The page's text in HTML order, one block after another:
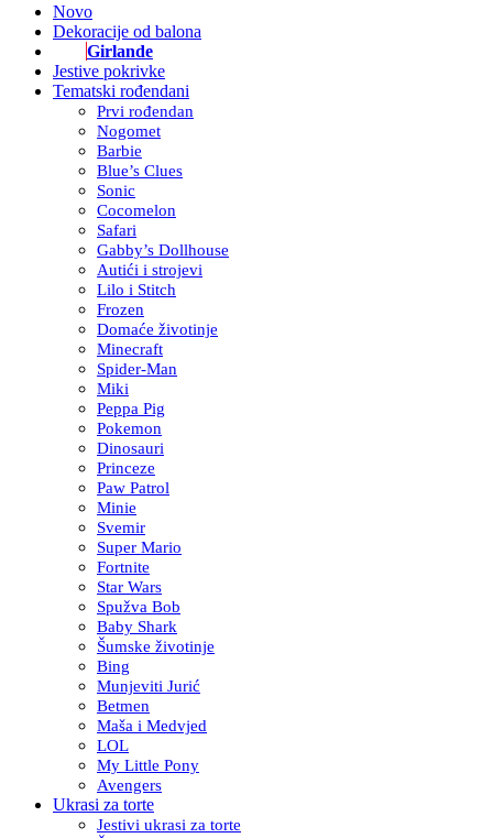
Novo
Dekoracije od balona
Girlande
Jestive pokrivke
Tematski rođendani
Prvi rođendan
Nogomet
Barbie
Blue’s Clues
Sonic
Cocomelon
Safari
Gabby’s Dollhouse
Autići i strojevi
Lilo i Stitch
Frozen
Domaće životinje
Minecraft
Spider-Man
Miki
Peppa Pig
Pokemon
Dinosauri
Princeze
Paw Patrol
Minie
Svemir
Super Mario
Fortnite
Star Wars
Spužva Bob
Baby Shark
Šumske životinje
Bing
Munjeviti Jurić
Betmen
Maša i Medvjed
LOL
My Little Pony
Avengers
Ukrasi za torte
Jestivi ukrasi za torte